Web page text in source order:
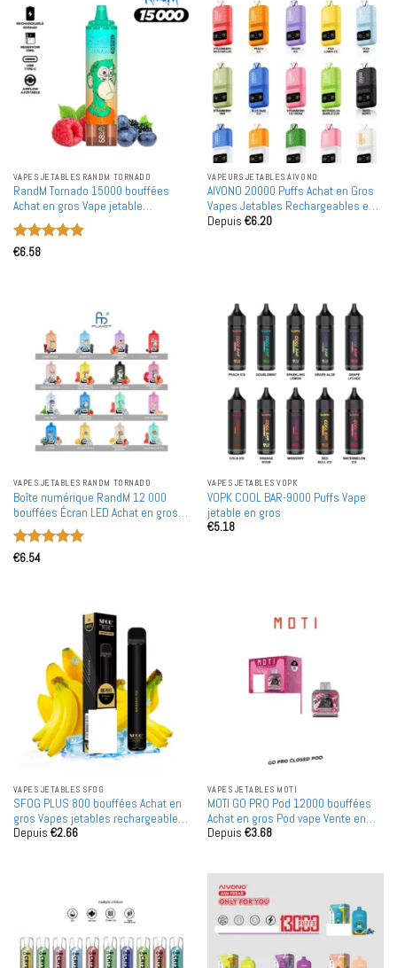
VAPES JETABLES RANDM TORNADO
RandM Tornado 15000 bouffées
Achat en gros Vape jetable
rechargeable en gros
Note
€6.58
VAPEURS JETABLES AIVONO
AIVONO 20000 Puffs Achat en Gros
Vapes Jetables Rechargeables en
Gros
Depuis €6.20
VAPES JETABLES RANDM TORNADO
Boîte numérique RandM 12 000
bouffées Écran LED Achat en gros
Vape jetable rechargeable en vente
en gros
Note
€6.54
VAPES JETABLES VOPK
VOPK COOL BAR-9000 Puffs Vape
jetable en gros
€5.18
VAPES JETABLES SFOG
SFOG PLUS 800 bouffées Achat en
gros Vapes jetables rechargeables
en gros
Depuis €2.66
VAPES JETABLES MOTI
MOTI GO PRO Pod 12000 bouffées
Achat en gros Pod vape Vente en
gros
Depuis €3.68